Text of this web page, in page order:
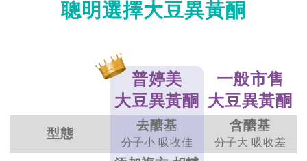
聰明選擇大豆異黃酮
普婷美
大豆異黃酮
一般市售
大豆異黃酮
型態
去醣基
分子小 吸收佳
含醣基
分子大 吸收差